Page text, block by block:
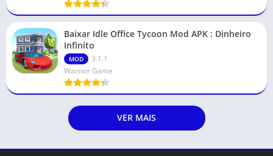
Baixar Idle Office Tycoon Mod APK : Dinheiro
Infinito
MOD
3.1.1
Warrior Game
VER MAIS